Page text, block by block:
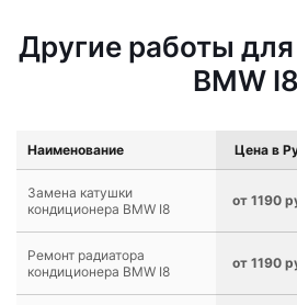
Другие работы
BMW I8
Наименование Цена в
Замена катушки
кондиционера BMW I8
от 1190
Ремонт радиатора
кондиционера BMW I8
от 1190